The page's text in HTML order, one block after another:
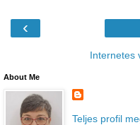
‹
Internetes
About Me
Teljes profil